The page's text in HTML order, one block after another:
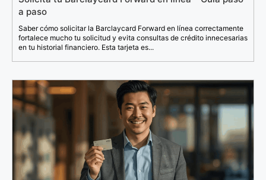
a paso
Saber cómo solicitar la Barclaycard Forward en línea correctamente
fortalece mucho tu solicitud y evita consultas de crédito innecesarias
en tu historial financiero. Esta tarjeta es...